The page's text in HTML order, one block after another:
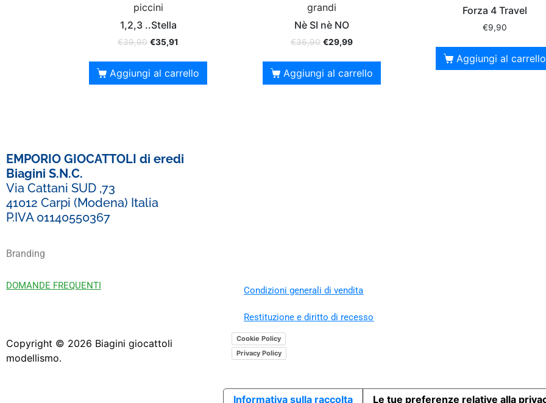
piccini
1,2,3 ..Stella
€39,90 €35,91
Aggiungi al carrello
grandi
Nè SI nè NO
€36,90 €29,99
Aggiungi al carrello
Forza 4 Travel
€9,90
Aggiungi al carrello
EMPORIO GIOCATTOLI di eredi
Biagini S.N.C.
Via Cattani SUD ,73
41012 Carpi (Modena) Italia
P.IVA 01140550367
Branding
DOMANDE FREQUENTI Condizioni generali di vendita
Restituzione e diritto di recesso
Copyright © 2026 Biagini giocattoli
modellismo.
Cookie Policy
Privacy Policy
Informativa sulla raccolta Le tue preferenze relative alla